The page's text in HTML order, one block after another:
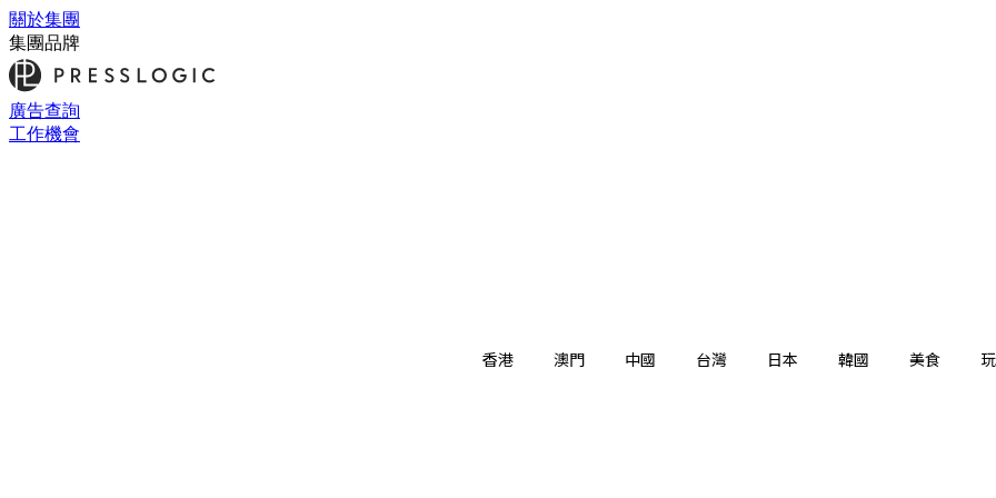
關於集團
集團品牌
廣告查詢
工作機會
香港 澳門 中國 台灣 日本 韓國 美食